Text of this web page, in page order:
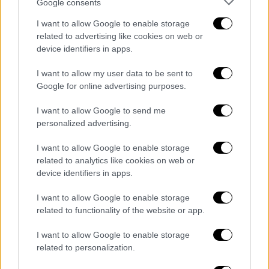
Google consents
I want to allow Google to enable storage
related to advertising like cookies on web or
device identifiers in apps.
I want to allow my user data to be sent to
Google for online advertising purposes.
I want to allow Google to send me
personalized advertising.
I want to allow Google to enable storage
related to analytics like cookies on web or
device identifiers in apps.
I want to allow Google to enable storage
related to functionality of the website or app.
I want to allow Google to enable storage
related to personalization.
φέρονται πως είχαν αναπτύξει δίκτυο
διακίνησης ναρκωτικών μέσω διαδικτυακών
εφαρμογών επικοινωνίας.Όπως αναφέρεται
στη δικογραφία, οι ενδιαφερόμενοι
αγοραστές επικοινωνούσαν ηλεκτρονικά με
τους διακινητές, ενώ υπήρχε δυνατότητα
πληρωμής ακόμη και με ανώνυμα μέσα, όπως
κρυπτονομίσματα.
Κατά την αστυνομική έρευνα διαπιστώθηκε
επιπλέον ότι σε διάφορα σημεία της
Θεσσαλονίκηςείχαν τοποθετηθεί
οδηγούσαν απευθείας σε διαδικτυακό κανάλι
διαχειριστές διακινητές για παραγγελίες
ναρκωτικών.